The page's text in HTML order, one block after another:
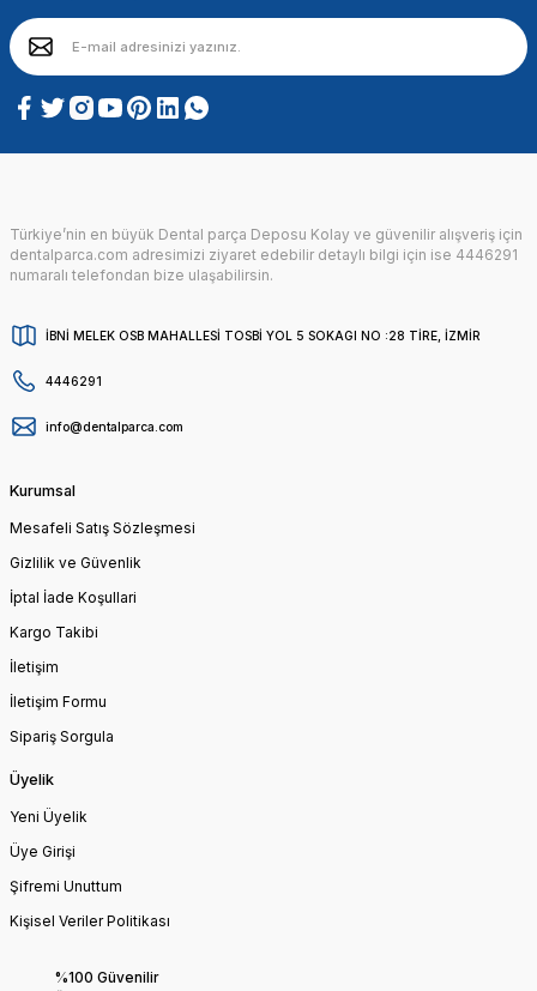
Türkiye’nin en büyük Dental parça Deposu Kolay ve güvenilir alışveriş için
dentalparca.com adresimizi ziyaret edebilir detaylı bilgi için ise 4446291
numaralı telefondan bize ulaşabilirsin.
İBNİ MELEK OSB MAHALLESİ TOSBİ YOL 5 SOKAGI NO :28 TİRE, İZMİR
4446291
info@dentalparca.com
Kurumsal
Mesafeli Satış Sözleşmesi
Gizlilik ve Güvenlik
İptal İade Koşullari
Kargo Takibi
İletişim
İletişim Formu
Sipariş Sorgula
Üyelik
Yeni Üyelik
Üye Girişi
Şifremi Unuttum
Kişisel Veriler Politikası
%100 Güvenilir